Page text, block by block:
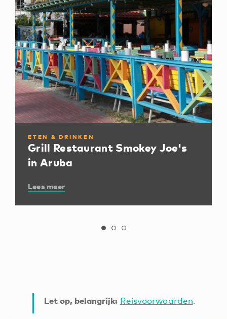
ETEN & DRINKEN
Grill Restaurant Smokey Joe's
in Aruba
Lees meer
Let op, belangrijk: Reisvoorwaarden.